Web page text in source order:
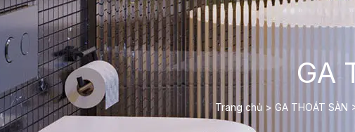
GA
Trang chủ > GA THOÁT SÀN